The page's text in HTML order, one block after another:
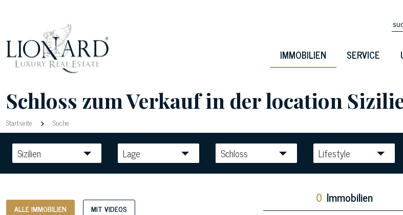
IMMOBILIEN SERVICE
Schloss zum Verkauf in der location
Startseite Suche
Sizilien Lage Schloss Lifestyle
ALLE IMMOBILIEN MIT VIDEOS
0 Immobilien